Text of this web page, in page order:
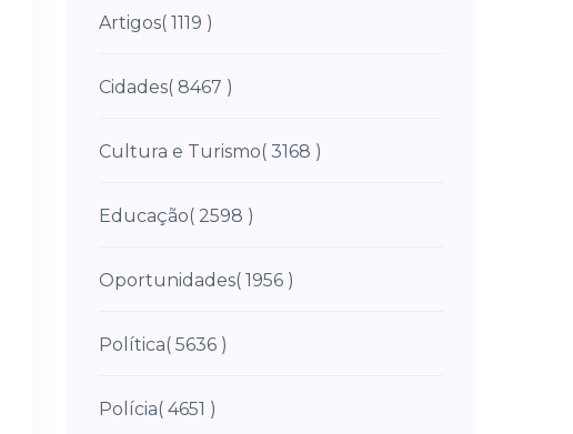
Artigos( 1119 )
Cidades( 8467 )
Cultura e Turismo( 3168 )
Educação( 2598 )
Oportunidades( 1956 )
Política( 5636 )
Polícia( 4651 )